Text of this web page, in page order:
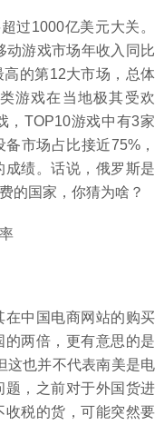
过1000亿美元大关。
动游戏市场年收入同比
的第12大市场，总体
游戏在当地极其受欢
，TOP10游戏中有3家
市场占比接近75%，
绩。话说，俄罗斯是
的国家，你猜为啥？
在中国电商网站的购买
两倍，更有意思的是
这也并不代表南美是电
，之前对于外国货进
收税的货，可能突然要